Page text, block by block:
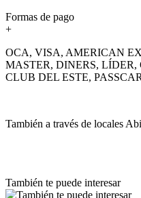
Formas de pago
+
OCA, VISA, AMERICAN
MASTER, DINERS,
CLUB DEL ESTE,
También a través de locales
También te puede interesar